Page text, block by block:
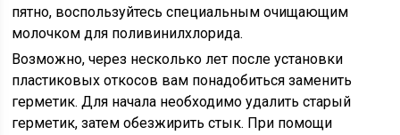
пятно, воспользуйтесь специальным очищающим
молочком для поливинилхлорида.
Возможно, через несколько лет после установки
пластиковых откосов вам понадобиться заменить
герметик. Для начала необходимо удалить старый
герметик, затем обезжирить стык. При помощи